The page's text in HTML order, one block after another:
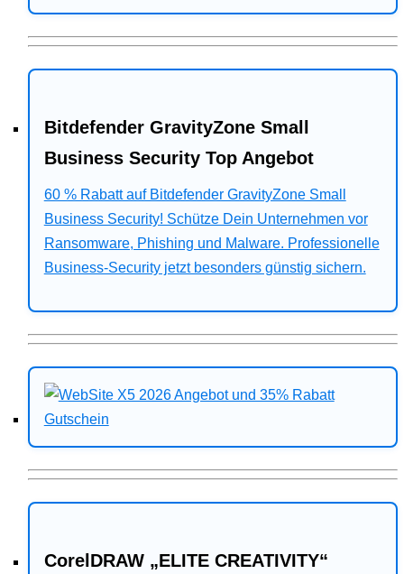
Bitdefender GravityZone Small
Business Security Top Angebot
60 % Rabatt auf Bitdefender GravityZone Small
Business Security! Schütze Dein Unternehmen vor
Ransomware, Phishing und Malware. Professionelle
Business-Security jetzt besonders günstig sichern.
CorelDRAW „ELITE CREATIVITY“